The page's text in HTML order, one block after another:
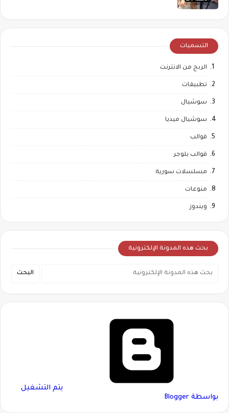
التسميات
الربح من الانترنت
تطبيقات
سوشيال
سوشيال ميديا
قوالب
قوالب بلوجر
مسلسلات سورية
منوعات
ويندوز
بحث هذه المدونة الإلكترونية
‏يتم التشغيل
بواسطة Blogger